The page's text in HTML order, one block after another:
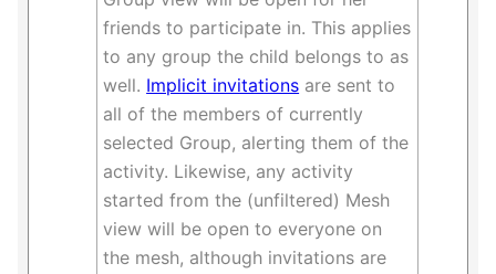
friends to participate in. This applies
to any group the child belongs to as
well. Implicit invitations are sent to
all of the members of currently
selected Group, alerting them of the
activity. Likewise, any activity
started from the (unfiltered) Mesh
view will be open to everyone on
the mesh, although invitations are